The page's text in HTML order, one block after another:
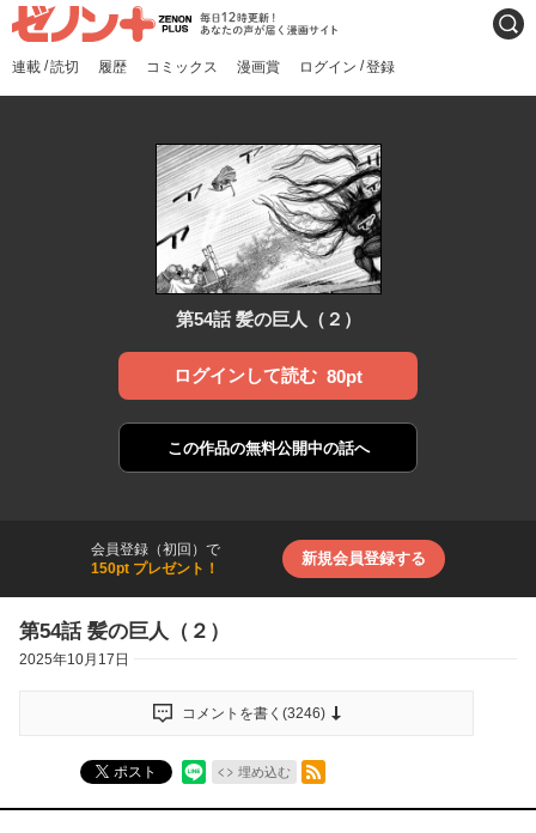
ゼノンプラス
毎日12時更新！あなたの声
が届く漫画サイト
連載 /読切 履歴 コミックス 漫画賞 ログイン /登録
検索
第54話 髪の巨人（２）
ログインして読む 80pt
この作品の無料公開中の話へ
会員登録（初回）で
150pt プレゼント！
新規会員登録する
第54話 髪の巨人（２）
2025年10月17日
コメントを書く(3246)
ポスト 埋め込む
RSSフィード